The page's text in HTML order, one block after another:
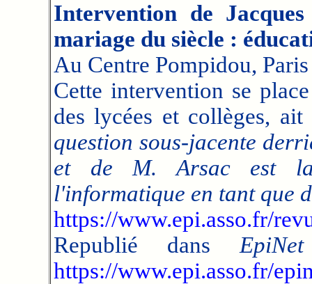
Intervention de
mariage du siècle :
Au Centre Pompidou,
Cette intervention se
des lycées et collèges,
question sous-jacente
et de M. Arsac est
l'informatique en tant que
https://www.epi.asso.fr/
Republié dans EpiNet
https://www.epi.asso.fr/